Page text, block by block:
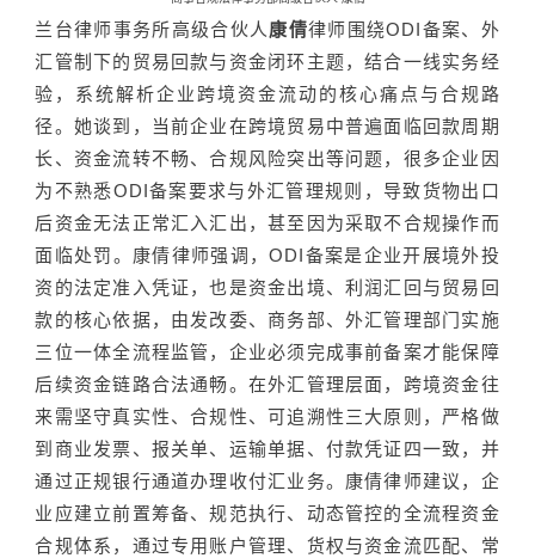
兰台律师事务所高级合伙人 康倩律师围绕ODI备案、外
汇管制下的贸易回款与资金闭环主题，结合一线实务经
验，系统解析企业跨境资金流动的核心痛点与合规路
径。她谈到，当前企业在跨境贸易中普遍面临回款周期
长、资金流转不畅、合规风险突出等问题，很多企业因
为不熟悉ODI备案要求与外汇管理规则，导致货物出口
后资金无法正常汇入汇出，甚至因为采取不合规操作而
面临处罚。康倩律师强调，ODI备案是企业开展境外投
资的法定准入凭证，也是资金出境、利润汇回与贸易回
款的核心依据，由发改委、商务部、外汇管理部门实施
三位一体全流程监管，企业必须完成事前备案才能保障
后续资金链路合法通畅。在外汇管理层面，跨境资金往
来需坚守真实性、合规性、可追溯性三大原则，严格做
到商业发票、报关单、运输单据、付款凭证四一致，并
通过正规银行通道办理收付汇业务。康倩律师建议，企
业应建立前置筹备、规范执行、动态管控的全流程资金
合规体系，通过专用账户管理、货权与资金流匹配、常